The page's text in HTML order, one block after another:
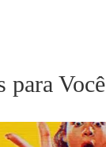
para Você